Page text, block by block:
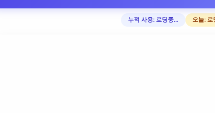
누적 사용: 로딩중… 오늘: